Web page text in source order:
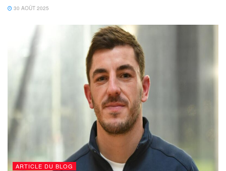
30 AOÛT 2025
ARTICLE DU BLOG